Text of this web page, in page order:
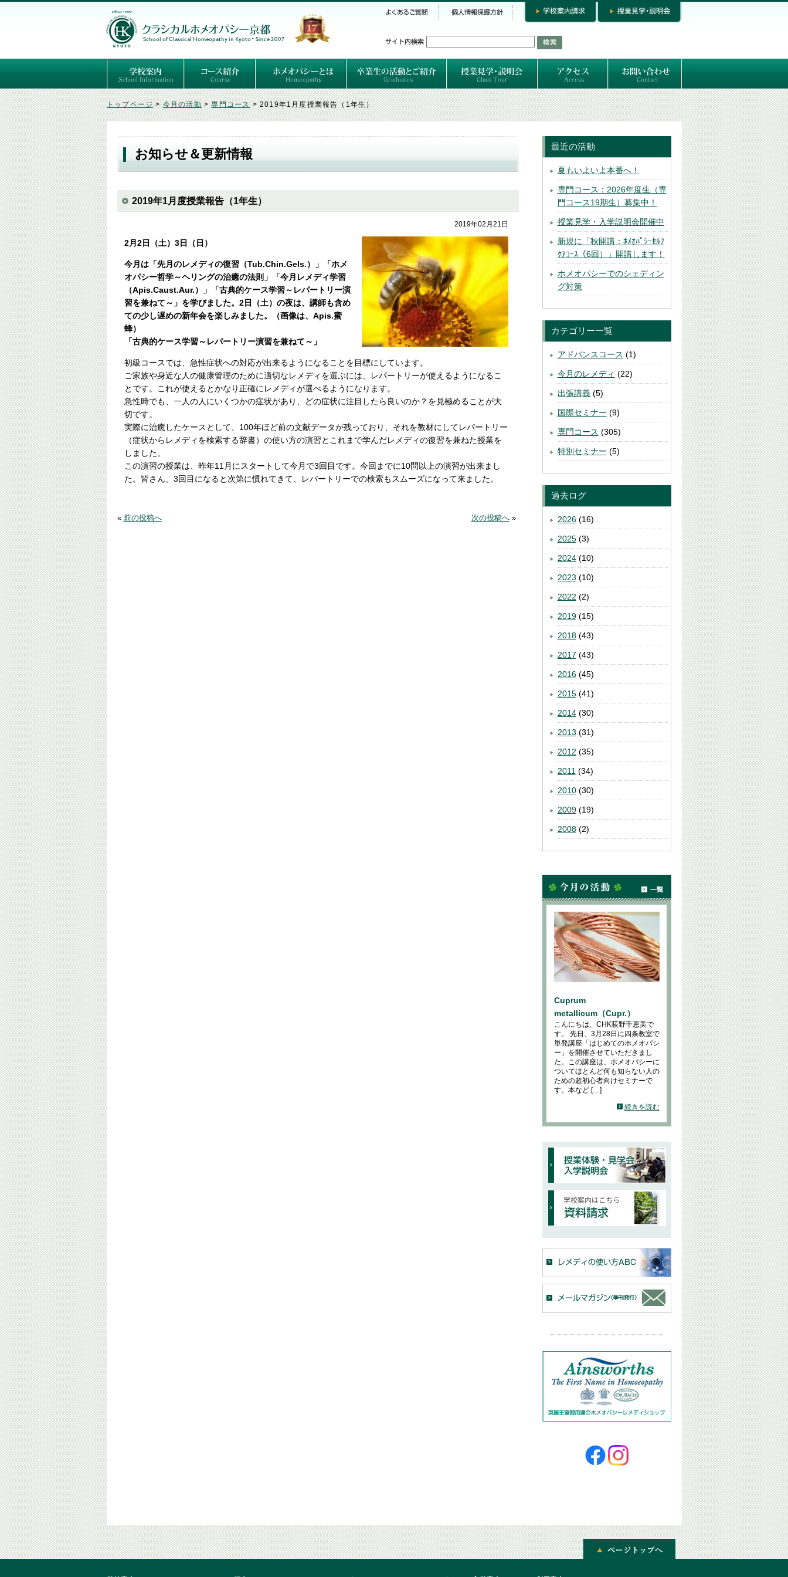
ごあいさつ
３つの基本理念
講師紹介
国際セミナー
ある日の学校生活（写真）
推薦者の声
よくあるご質問
予定表 はじめてのホメオパシー
セルフケアコース
専門コース（4年制）
専門コース（通信）
専門コース編入制度 ホメオパシーとは
クラシカルホメオパシーとは
オルガノンとは
ハーネマンの人生
ハーネマン以後のホメオパス
レメディの使い方ABC 卒業生のご紹介
卒業生の活動 お問い合わせ
専門コースお問い合わせ
専門コース入学お申し込み
個人セッション
トップページ>今月の活動>専門コース>2019年1月度授業報告（1年生）
お知らせ＆更新情報
2019年1月度授業報告（1年生）
2019年02月21日
2月2日（土）3日（日）
今月は「先月のレメディの復習（Tub.Chin.Gels.）」「ホメ
オパシー哲学～ヘリングの治癒の法則」「今月レメディ学習
（Apis.Caust.Aur.）」「古典的ケース学習～レパートリー演
習を兼ねて～」を学びました。2日（土）の夜は、講師も含め
ての少し遅めの新年会を楽しみました。（画像は、Apis.蜜
蜂）
「古典的ケース学習～レパートリー演習を兼ねて～」
初級コースでは、急性症状への対応が出来るようになることを目標にしています。
ご家族や身近な人の健康管理のために適切なレメディを選ぶには、レパートリーが使えるようになるこ
とです。これが使えるとかなり正確にレメディが選べるようになります。
急性時でも、一人の人にいくつかの症状があり、どの症状に注目したら良いのか？を見極めることが大
切です。
実際に治癒したケースとして、100年ほど前の文献データが残っており、それを教材にしてレパートリー
（症状からレメディを検索する辞書）の使い方の演習とこれまで学んだレメディの復習を兼ねた授業を
しました。
この演習の授業は、昨年11月にスタートして今月で3回目です。今回までに10問以上の演習が出来まし
た。皆さん、3回目になると次第に慣れてきて、レパートリーでの検索もスムーズになって来ました。
« 前の投稿へ 次の投稿へ»
最近の活動
夏もいよいよ本番へ！
専門コース：2026年度生（専
門コース19期生）募集中！
授業見学・入学説明会開催中
新規に「秋開講：ﾎﾒｵﾊﾟｼｰｾﾙﾌ
ｹｱｺｰｽ（6回）」開講します！
ホメオパシーでのシェディン
グ対策
カテゴリー一覧
アドバンスコース (1)
今月のレメディ (22)
出張講義(5)
国際セミナー (9)
専門コース (305)
特別セミナー (5)
過去ログ
2026(16)
2025(3)
2024(10)
2023 (10)
2022 (2)
2019(15)
2018(43)
2017 (43)
2016(45)
2015(41)
2014(30)
2013 (31)
2012 (35)
2011 (34)
2010(30)
2009(19)
2008(2)
Cuprum
metallicum（Cupr.）
こんにちは、CHK荻野千恵美で
す。 先日、3月28日に四条教室で
単発講座「はじめてのホメオパシ
ー」を開催させていただきまし
た。この講座は、ホメオパシーに
ついてほとんど何も知らない人の
ための超初心者向けセミナーで
す。本など […]
続きを読む